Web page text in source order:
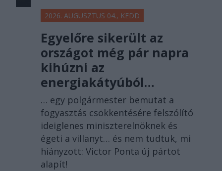
2026. AUGUSZTUS 04., KEDD
Egyelőre sikerült az
országot még pár napra
kihúzni az
energiakátyúból…
… egy polgármester bemutat a
fogyasztás csökkentésére felszólító
ideiglenes miniszterelnöknek és
égeti a villanyt… és nem tudtuk, mi
hiányzott: Victor Ponta új pártot
alapít!